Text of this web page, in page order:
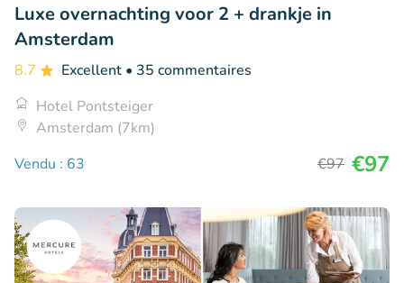
Luxe overnachting voor 2 + drankje in
Amsterdam
8.7 Excellent • 35 commentaires
Hotel Pontsteiger
Amsterdam (7km)
Vendu : 63
€97 €97